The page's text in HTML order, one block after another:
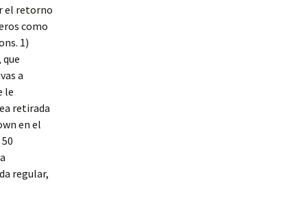
el retorno
como
1)
a
le
retirada
en el
regular,